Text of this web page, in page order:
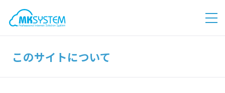
このサイトについて